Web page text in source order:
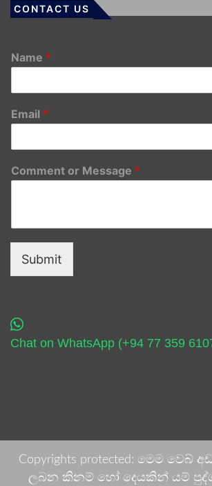
CONTACT US
Name *
Email *
Comment or Message *
Submit
Chat on WhatsApp (+94 77 359
Copyrights protected: මෙම වෙබ්
ලබන කිනම් හෝ දෙයකින් යම්